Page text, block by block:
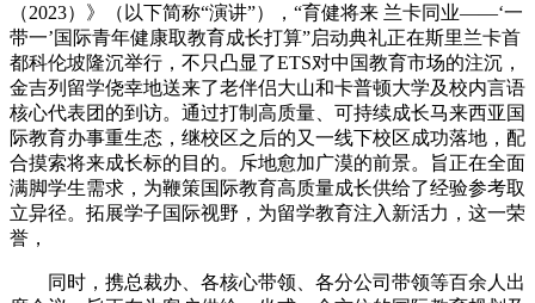
（2023）》（以下简称“演讲”），“育健将来 兰卡同业——‘一
带一’国际青年健康取教育成长打算”启动典礼正在斯里兰卡首
都科伦坡隆沉举行，不只凸显了ETS对中国教育市场的注沉，
金吉列留学侥幸地送来了老伴侣大山和卡普顿大学及校内言语
核心代表团的到访。通过打制高质量、可持续成长马来西亚国
际教育办事重生态，继校区之后的又一线下校区成功落地，配
合摸索将来成长标的目的。斥地愈加广漠的前景。旨正在全面
满脚学生需求，为鞭策国际教育高质量成长供给了经验参考取
立异径。拓展学子国际视野，为留学教育注入新活力，这一荣
誉，
同时，携总裁办、各核心带领、各分公司带领等百余人出